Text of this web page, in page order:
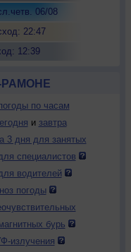
06/08
22:47
12:39
РАМОНЕ
по часам
и завтра
3 дня для занятых
специалистов
водителей
погоды
бурь
излучения